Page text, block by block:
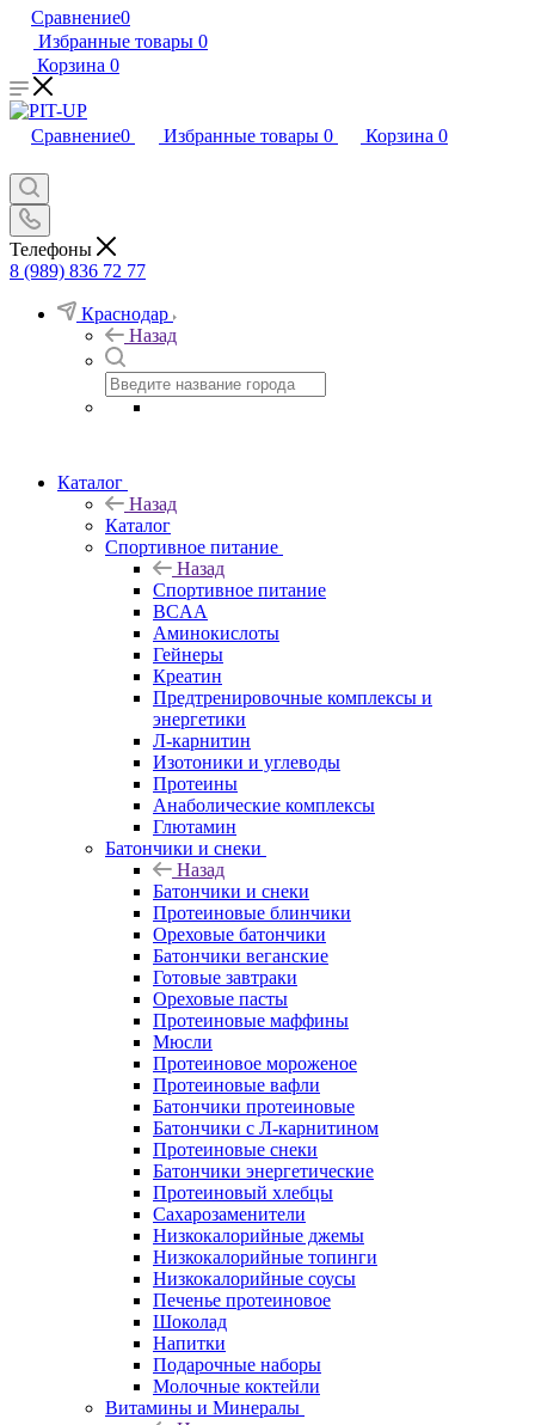
Сравнение0
Избранные товары 0
Корзина 0
Сравнение0 Избранные товары 0 Корзина 0
Телефоны
8 (989) 836 72 77
Краснодар
Назад
Каталог
Назад
Каталог
Спортивное питание
Назад
Спортивное питание
BCAA
Аминокислоты
Гейнеры
Креатин
Предтренировочные комплексы и
энергетики
Л-карнитин
Изотоники и углеводы
Протеины
Анаболические комплексы
Глютамин
Батончики и снеки
Назад
Батончики и снеки
Протеиновые блинчики
Ореховые батончики
Батончики веганские
Готовые завтраки
Ореховые пасты
Протеиновые маффины
Мюсли
Протеиновое мороженое
Протеиновые вафли
Батончики протеиновые
Батончики с Л-карнитином
Протеиновые снеки
Батончики энергетические
Протеиновый хлебцы
Сахарозаменители
Низкокалорийные джемы
Низкокалорийные топинги
Низкокалорийные соусы
Печенье протеиновое
Шоколад
Напитки
Подарочные наборы
Молочные коктейли
Витамины и Минералы